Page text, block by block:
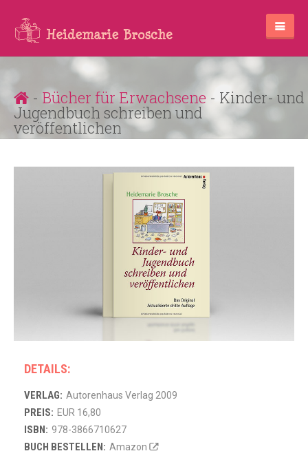
- Bücher für Erwachsene - Kinder- und
Jugendbuch schreiben und
veröffentlichen
DETAILS:
VERLAG: Autorenhaus Verlag 2009
PREIS: EUR 16,80
ISBN: 978-3866710627
BUCH BESTELLEN: Amazon